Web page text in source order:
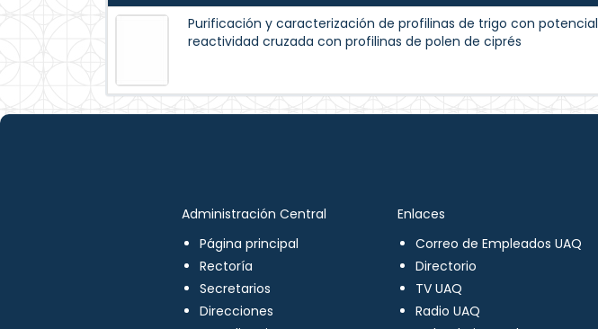
Purificación y caracterización de profilinas de trigo con potencial
reactividad cruzada con profilinas de polen de ciprés
Administración Central
Página principal
Rectoría
Secretarios
Direcciones
Enlaces
Correo de Empleados UAQ
Directorio
TV UAQ
Radio UAQ